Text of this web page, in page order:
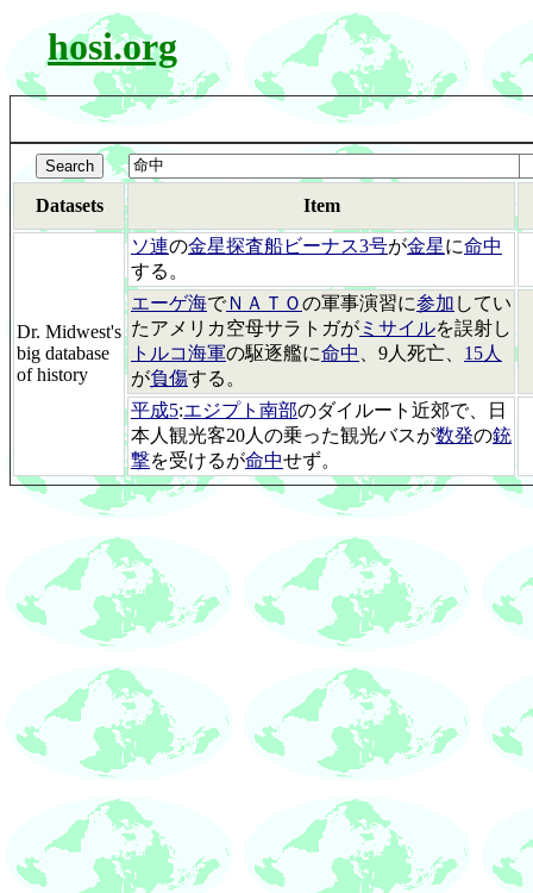
hosi.org
Datasets Item
Dr. Midwest's
big database
of history
ソ連の金星探査船ビーナス3号が金星に命中
する。
エーゲ海でＮＡＴＯの軍事演習に参加 してい
たアメリカ空母サラトガが ミサイルを誤射し
トルコ海軍の駆逐艦に命中 、9人死亡、 15人
が負傷する。
平成5:エジプト南部のダイルート近郊で、日
本人観光客20人の乗った観光バスが数発の銃
撃を受けるが命中せず。